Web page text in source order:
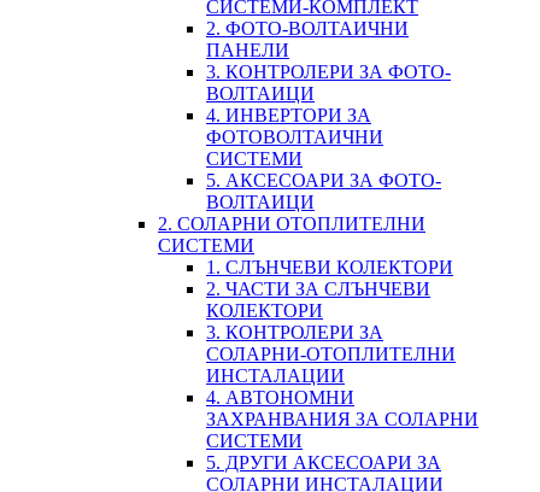
СИСТЕМИ-КОМПЛЕКТ
2. ФОТО-ВОЛТАИЧНИ
ПАНЕЛИ
3. КОНТРОЛЕРИ ЗА ФОТО-
ВОЛТАИЦИ
4. ИНВЕРТОРИ ЗА
ФОТОВОЛТАИЧНИ
СИСТЕМИ
5. АКСЕСОАРИ ЗА ФОТО-
ВОЛТАИЦИ
2. СОЛАРНИ ОТОПЛИТЕЛНИ
СИСТЕМИ
1. СЛЪНЧЕВИ КОЛЕКТОРИ
2. ЧАСТИ ЗА СЛЪНЧЕВИ
КОЛЕКТОРИ
3. КОНТРОЛЕРИ ЗА
СОЛАРНИ-ОТОПЛИТЕЛНИ
ИНСТАЛАЦИИ
4. АВТОНОМНИ
ЗАХРАНВАНИЯ ЗА СОЛАРНИ
СИСТЕМИ
5. ДРУГИ АКСЕСОАРИ ЗА
СОЛАРНИ ИНСТАЛАЦИИ